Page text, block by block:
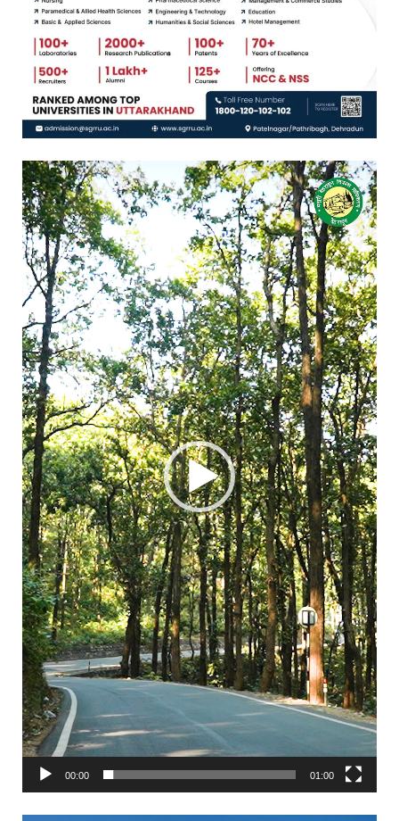
Video
Player
00:00 01:00